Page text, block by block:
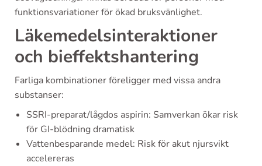
funktionsvariationer för ökad bruksvänlighet.
Läkemedelsinteraktioner
och bieffektshantering
Farliga kombinationer föreligger med vissa andra
substanser:
SSRI-preparat/lågdos aspirin: Samverkan ökar risk
för GI-blödning dramatisk
Vattenbesparande medel: Risk för akut njursvikt
accelereras